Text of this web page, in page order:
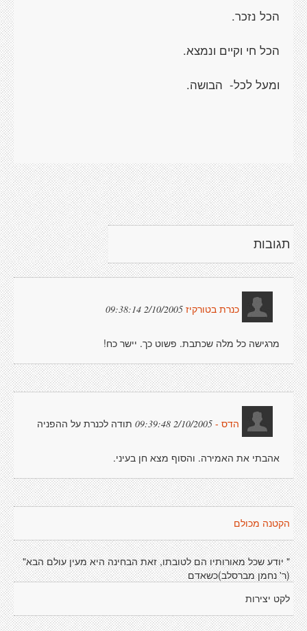
הכל נזכר.
הכל חי וקיים ונמצא.
ומעל לכל- הבושה.
תגובות
כנרת בטורקיז 2/10/2005 09:38:14
מרגישה כל מלה שכתבת. פשוט כך. יישר כח!
הדס - 2/10/2005 09:39:48 תודה לכנרת על ההפניה
אהבתי את האמירה. והסוף מצא חן בעיני.
הקטנה מכולם
" יודע שכל מאורותיו הם לטובתו, זאת הבחינה היא מעין עולם הבא"
(ר' נחמן מברסלב)כשאדם
לקט יצירות